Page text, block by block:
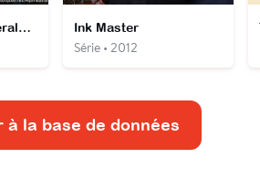
Black Butler : Emerald Witch Arc Ink Master
Série • 2012
à la base de données